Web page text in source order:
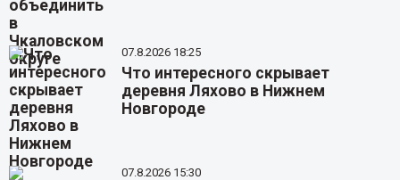
07.8.2026 18:25
Что интересного скрывает
деревня Ляхово в Нижнем
Новгороде
07.8.2026 15:30